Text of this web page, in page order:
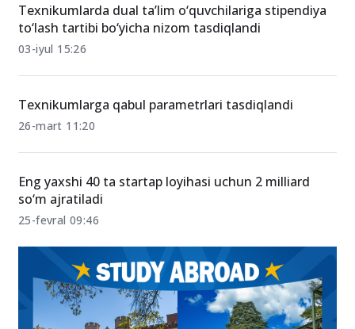
24-iyul 18:52
to‘lash tartibi bo‘yicha nizom tasdiqlandi
03-iyul 15:26
Texnikumlarga qabul parametrlari tasdiqlandi
26-mart 11:20
25-fevral 09:46